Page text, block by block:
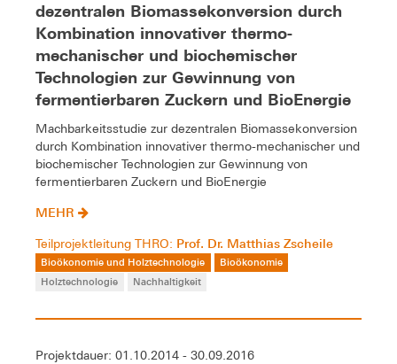
dezentralen Biomassekonversion durch
Kombination innovativer thermo-
mechanischer und biochemischer
Technologien zur Gewinnung von
fermentierbaren Zuckern und BioEnergie
Machbarkeitsstudie zur dezentralen Biomassekonversion
durch Kombination innovativer thermo-mechanischer und
biochemischer Technologien zur Gewinnung von
fermentierbaren Zuckern und BioEnergie
MEHR
Teilprojektleitung THRO: Prof. Dr. Matthias Zscheile
Bioökonomie und Holztechnologie
Bioökonomie
Holztechnologie
Nachhaltigkeit
Projektdauer: 01.10.2014 - 30.09.2016